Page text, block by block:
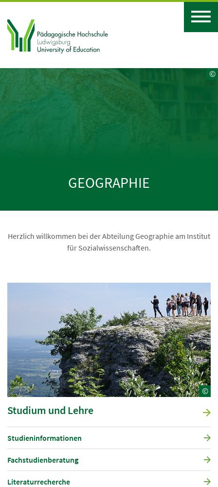
©
GEOGRAPHIE
Herzlich willkommen bei der Abteilung Geographie am Institut
für Sozialwissenschaften.
©
Studium und Lehre
Studieninformationen
Fachstudienberatung
Literaturrecherche